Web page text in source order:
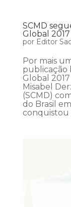
SCMD
Global 2017
por Editor
Por mais
publicação
Global
Misabel
(SCMD)
do Brasil
conquistou